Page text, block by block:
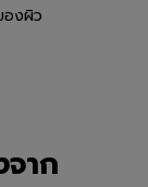
องผิว
าก